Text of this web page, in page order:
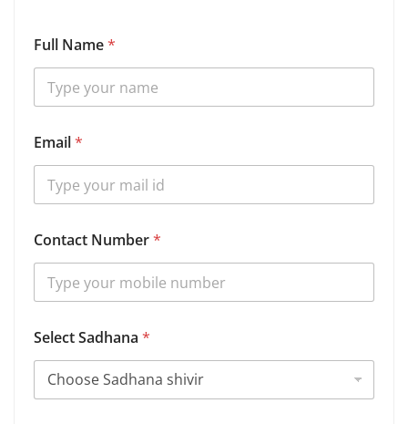
Full Name*
Email*
Contact Number*
Select Sadhana *